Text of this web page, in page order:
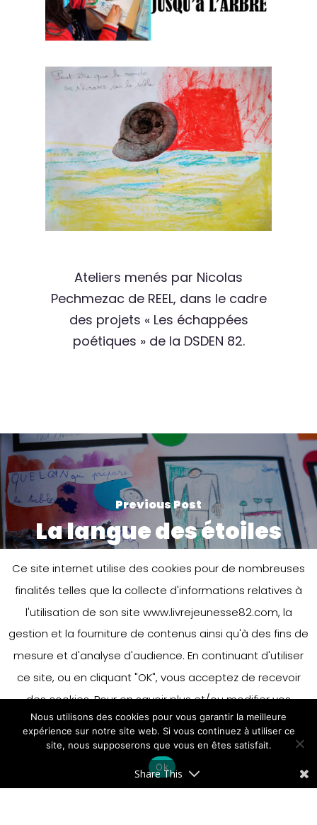
Ateliers menés par Nicolas
Pechmezac de REEL, dans le cadre
des projets « Les échappées
poétiques » de la DSDEN 82.
Previous Post
La langue des étoiles
Next Post
Liberté et émotions
Ce site internet utilise des cookies pour de nombreuses
finalités telles que la collecte d'informations relatives à
l'utilisation de son site www.livrejeunesse82.com, la
gestion et la fourniture de contenus ainsi qu'à des fins de
mesure et d'analyse d'audience. En continuant d'utiliser
ce site, ou en cliquant "OK", vous acceptez de recevoir
des cookies. Pour en savoir plus et/ou modifier vos
préférences en matière de cookies, merci de vous référer
à notre politique sur les cookies.
Accepter
En savoir plus
Share This
Nous utilisons des cookies pour vous garantir la meilleure
expérience sur notre site web. Si vous continuez à utiliser ce
site, nous supposerons que vous en êtes satisfait.
Ok